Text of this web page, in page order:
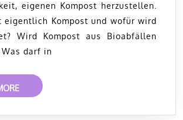
Unterschied
zwischen
Kompost
eigenen Kompost herzustellen.
eigentlich Kompost und wofür wird
Wird Kompost aus Bioabfällen
darf in
READ
MORE